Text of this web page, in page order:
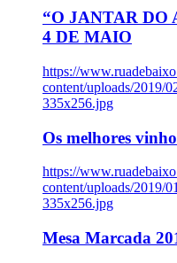
“O JANTAR DO
4 DE MAIO
https://
content/uploads/2019/
335x256.jpg
Os melhores
https://
content/uploads/2019/
335x256.jpg
Mesa Marcada